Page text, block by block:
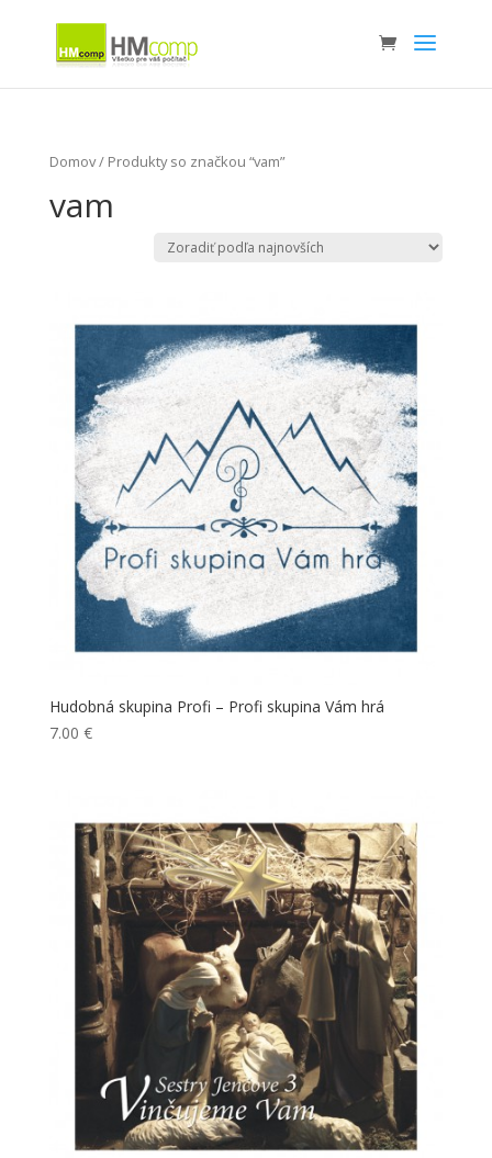
Domov/ Produkty so značkou “vam”
vam
Hudobná skupina Profi – Profi skupina Vám hrá
7.00 €